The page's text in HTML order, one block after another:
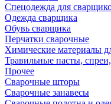
Спецодежда для
Одежда сварщика
Обувь сварщика
Перчатки сварочные
Химические материалы
Травильные пасты,
Прочее
Сварочные шторы
Сварочные занавесы